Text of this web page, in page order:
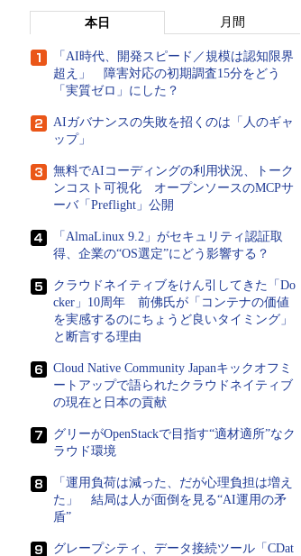
本日 月間
「AI時代、開発スピード／規模は認知限界
超え」 障害対応の初期調査15分をどう
「実質ゼロ」にした？
AIガバナンスの失敗を招くのは「人のギャ
ップ」
無料でAIコーディングの利用状況、トーク
ンコスト可視化 オープンソースのMCPサ
ーバ「Preflight」公開
「AlmaLinux 9.2」がセキュリティ認証取
得、企業の“OS選定”にどう影響する？
クラウドネイティブをけん引してきた「Do
cker」10周年 前佛氏が「コンテナの価値
を実感するのにちょうど良いタイミング」
と断言する理由
Cloud Native Community Japanキックオフミ
ートアップで語られたクラウドネイティブ
の現在と日本の貢献
グリーがOpenStackで目指す“適材適所”なク
ラウド環境
「運用負荷は減った、だが心理負担は増え
た」 結局は人が面倒を見る“AI運用の矛
盾”
グレープシティ、データ接続ツール「CDat